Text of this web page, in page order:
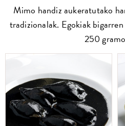
Mimo handiz aukeratutako
tradizionalak. Egokiak
250